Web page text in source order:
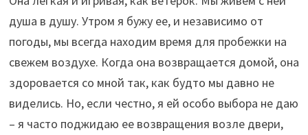
душа в душу. Утром я бужу ее, и независимо от
погоды, мы всегда находим время для пробежки на
свежем воздухе. Когда она возвращается домой, она
здоровается со мной так, как будто мы давно не
виделись. Но, если честно, я ей особо выбора не даю
– я часто поджидаю ее возвращения возле двери,